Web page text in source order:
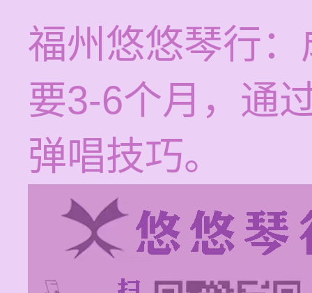
福州悠悠琴行
要3-6个月，通
弹唱技巧。